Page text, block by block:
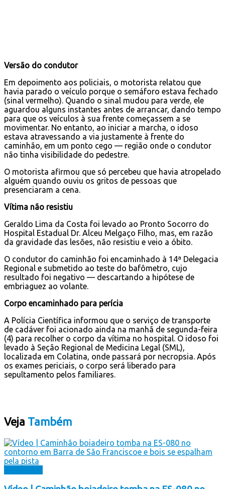
Versão do condutor
Em depoimento aos policiais, o motorista relatou que
havia parado o veículo porque o semáforo estava fechado
(sinal vermelho). Quando o sinal mudou para verde, ele
aguardou alguns instantes antes de arrancar, dando tempo
para que os veículos à sua frente começassem a se
movimentar. No entanto, ao iniciar a marcha, o idoso
estava atravessando a via justamente à frente do
caminhão, em um ponto cego — região onde o condutor
não tinha visibilidade do pedestre.
O motorista afirmou que só percebeu que havia atropelado
alguém quando ouviu os gritos de pessoas que
presenciaram a cena.
Vítima não resistiu
Geraldo Lima da Costa foi levado ao Pronto Socorro do
Hospital Estadual Dr. Alceu Melgaço Filho, mas, em razão
da gravidade das lesões, não resistiu e veio a óbito.
O condutor do caminhão foi encaminhado à 14ª Delegacia
Regional e submetido ao teste do bafômetro, cujo
resultado foi negativo — descartando a hipótese de
embriaguez ao volante.
Corpo encaminhado para perícia
A Polícia Científica informou que o serviço de transporte
de cadáver foi acionado ainda na manhã de segunda-feira
(4) para recolher o corpo da vítima no hospital. O idoso foi
levado à Seção Regional de Medicina Legal (SML),
localizada em Colatina, onde passará por necropsia. Após
os exames periciais, o corpo será liberado para
sepultamento pelos familiares.
Veja Também